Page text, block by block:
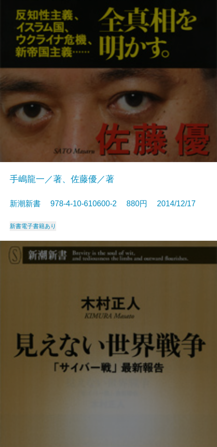
手嶋龍一／著、佐藤優／著
新潮新書 978-4-10-610600-2 880円 2014/12/17
新書電子書籍あり